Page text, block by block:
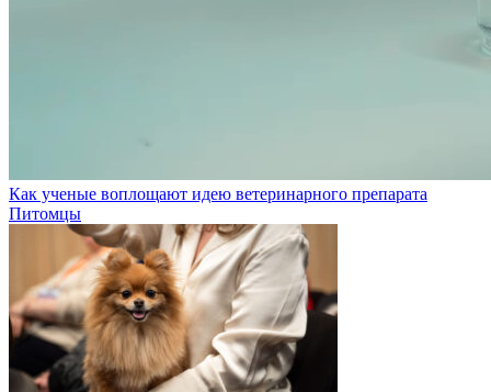
Как ученые воплощают идею ветеринарного препарата
Питомцы